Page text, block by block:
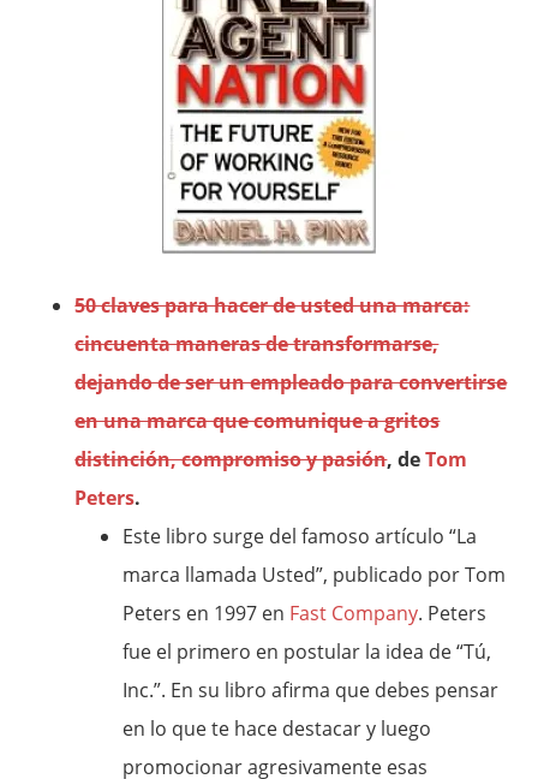
50 claves para hacer de usted una marca:
cincuenta maneras de transformarse,
dejando de ser un empleado para convertirse
en una marca que comunique a gritos
distinción, compromiso y pasión, deTom
Peters.
Este libro surge del famoso artículo “La
marca llamada Usted”, publicado por Tom
Peters en 1997 en Fast Company. Peters
fue el primero en postular la idea de “Tú,
Inc.”. En su libro afirma que debes pensar
en lo que te hace destacar y luego
promocionar agresivamente esas